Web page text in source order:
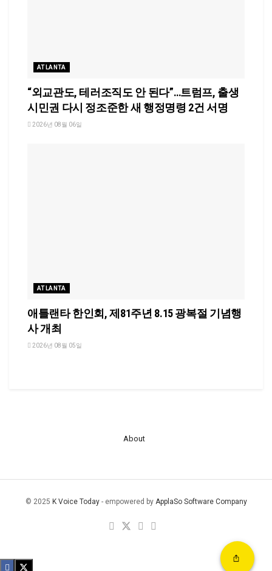
ATLANTA
“외교관도, 테러조직도 안 된다”…트럼프, 출생
시민권 다시 정조준한 새 행정명령 2건 서명
2026년 08월 06일
ATLANTA
애틀랜타 한인회, 제81주년 8.15 광복절 기념행
사 개최
2026년 08월 05일
About
© 2025 K Voice Today- empowered by ApplaSo Software Company